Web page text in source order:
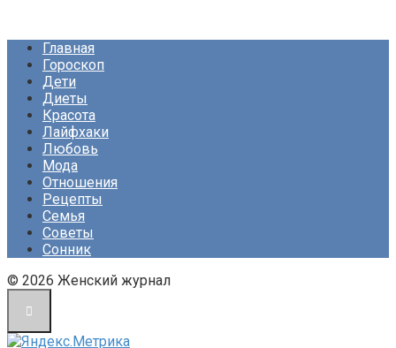
Главная
Гороскоп
Дети
Диеты
Красота
Лайфхаки
Любовь
Мода
Отношения
Рецепты
Семья
Советы
Сонник
© 2026 Женский журнал